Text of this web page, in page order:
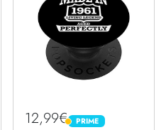
12,99€ PRIME
PRIME